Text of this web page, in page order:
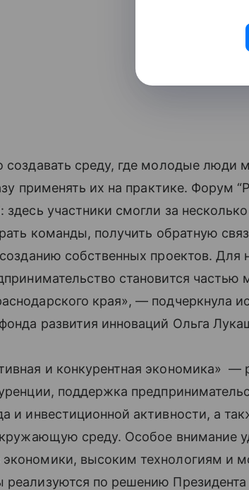
создавать среду, где молодые люди
применять их на практике. Форум
участники смогли за
команды, получить обратную
собственных проектов. Для
становится частью
края», — подчеркнула
развития инноваций Ольга
и конкурентная экономика» —
поддержка
и инвестиционной активности, а
среду. Особое внимание
высоким технологиям и
реализуются по решению